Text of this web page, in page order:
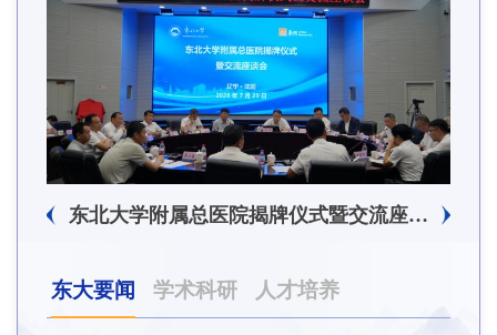
东北大学附属总医院揭牌仪式暨交流座谈会举行
东大要闻 学术科研 人才培养